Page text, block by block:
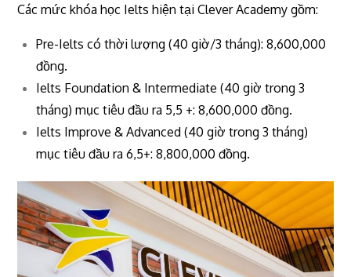
Các mức khóa học Ielts hiện tại Clever Academy gồm:
Pre-Ielts có thời lượng (40 giờ/3 tháng): 8,600,000
đồng.
Ielts Foundation & Intermediate (40 giờ trong 3
tháng) mục tiêu đầu ra 5,5 +: 8,600,000 đồng.
Ielts Improve & Advanced (40 giờ trong 3 tháng)
mục tiêu đầu ra 6,5+: 8,800,000 đồng.